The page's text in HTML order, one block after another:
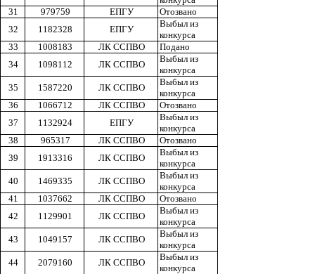
31
979759 ЕПГУ
Отозвано
32
1182328 ЕПГУ
Выбыл из
конкурса
33
1008183 ЛК ССПВО
Подано
34
1098112 ЛК ССПВО
Выбыл из
конкурса
35
1587220 ЛК ССПВО
Выбыл из
конкурса
36
1066712 ЛК ССПВО
Отозвано
37
1132924 ЕПГУ
Выбыл из
конкурса
38
965317 ЛК ССПВО
Отозвано
39
1913316 ЛК ССПВО
Выбыл из
конкурса
40
1469335 ЛК ССПВО
Выбыл из
конкурса
41
1037662 ЛК ССПВО
Отозвано
42
1129901 ЛК ССПВО
Выбыл из
конкурса
43
1049157 ЛК ССПВО
Выбыл из
конкурса
44
2079160 ЛК ССПВО
Выбыл из
конкурса